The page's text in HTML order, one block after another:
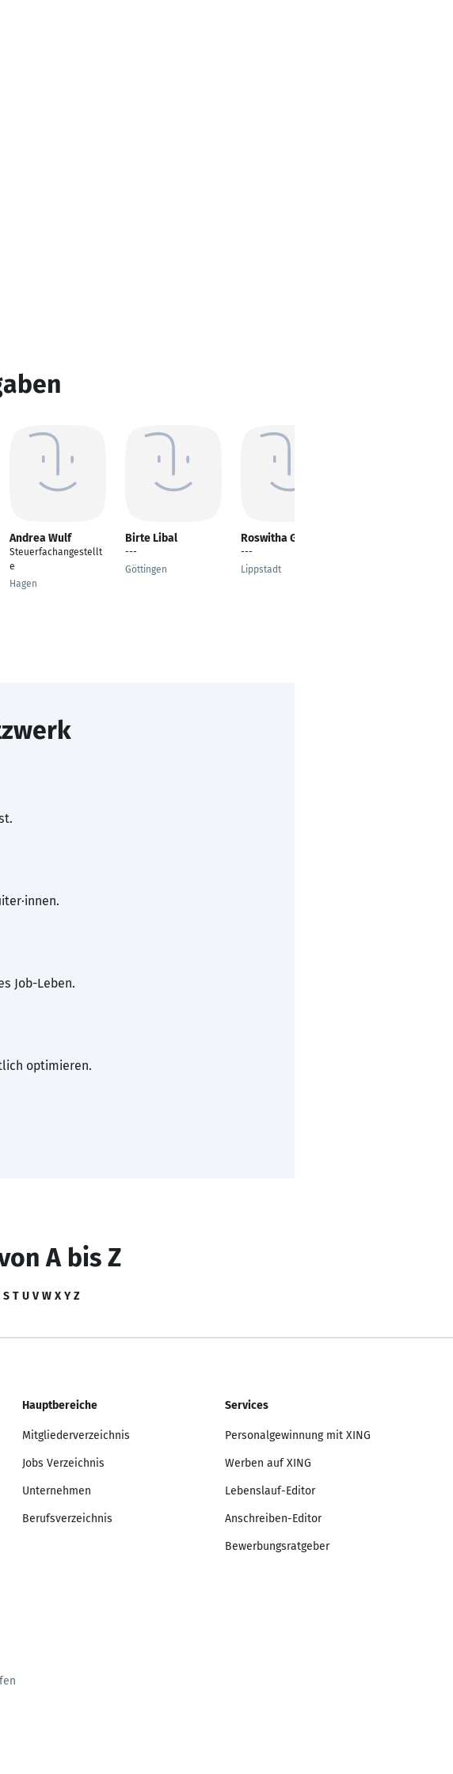
Andrea Wulf
Steuerfachangestellt
e
Hagen
Birte Libal
---
Göttingen
Roswitha Gumlich
---
Lippstadt
Job-Leben.
optimieren.
A bis Z
S T U V W X Y Z
Hauptbereiche
Mitgliederverzeichnis
Jobs Verzeichnis
Unternehmen
Berufsverzeichnis
Services
Personalgewinnung mit XING
Werben auf XING
Lebenslauf-Editor
Anschreiben-Editor
Bewerbungsratgeber